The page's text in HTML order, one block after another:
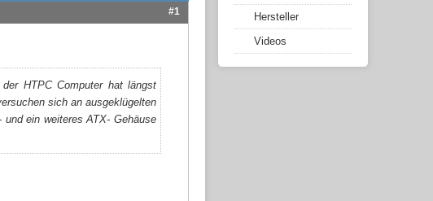
#1
HTPC Computer hat längst
sich an ausgeklügelten
ein weiteres ATX- Gehäuse
Hersteller
Videos